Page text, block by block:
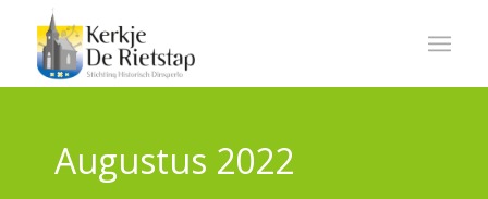
Augustus 2022